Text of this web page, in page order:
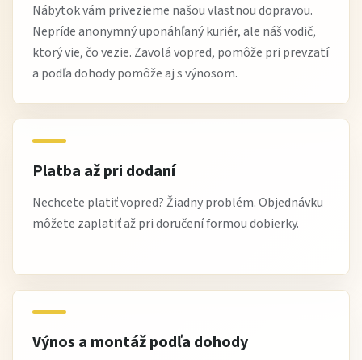
Zákazníci oceňujúpohodlné sedenie, moderný dizajn
praktickosť, ktorá umožňuje jednoduché začlenenie
pohovky do rôznych interiérov.
Stručne:
Pohovka CAMILA
pre relax a štýlový vzhľad.
Doprajte si pohodlie a štýl - objednajte si pohovku CAMILA
Nábytok vám privezieme našou vlastnou dopravou.
Nepríde anonymný uponáhľaný kuriér, ale náš vodič,
ktorý vie, čo vezie. Zavolá vopred, pomôže pri prevzatí
a podľa dohody pomôže aj s výnosom.
Platba až pri dodaní
Nechcete platiť vopred? Žiadny problém. Objednávku
môžete zaplatiť až pri doručení formou dobierky.
Výnos a montáž podľa dohody